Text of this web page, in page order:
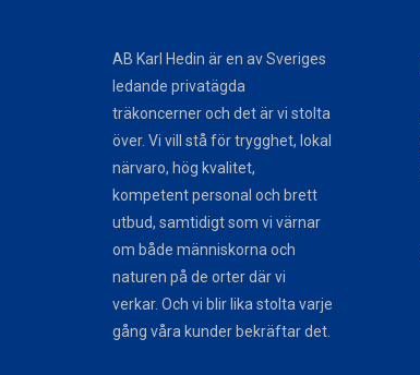
AB Karl Hedin är en av Sveriges
ledande privatägda
träkoncerner och det är vi stolta
över. Vi vill stå för trygghet, lokal
närvaro, hög kvalitet,
kompetent personal och brett
utbud, samtidigt som vi värnar
om både människorna och
naturen på de orter där vi
verkar. Och vi blir lika stolta varje
gång våra kunder bekräftar det.